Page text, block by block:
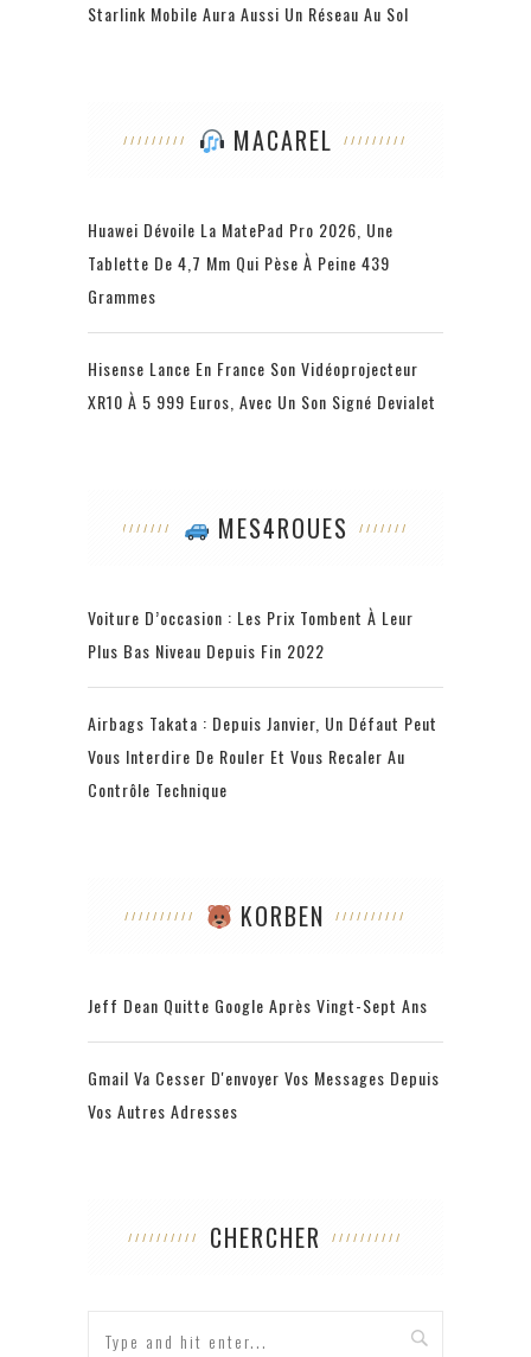
Starlink Mobile Aura Aussi Un Réseau Au Sol
MACAREL
Huawei Dévoile La MatePad Pro 2026, Une
Tablette De 4,7 Mm Qui Pèse À Peine 439
Grammes
Hisense Lance En France Son Vidéoprojecteur
XR10 À 5 999 Euros, Avec Un Son Signé Devialet
MES4ROUES
Voiture D’occasion : Les Prix Tombent À Leur
Plus Bas Niveau Depuis Fin 2022
Airbags Takata : Depuis Janvier, Un Défaut Peut
Vous Interdire De Rouler Et Vous Recaler Au
Contrôle Technique
KORBEN
Jeff Dean Quitte Google Après Vingt-Sept Ans
Gmail Va Cesser D'envoyer Vos Messages Depuis
Vos Autres Adresses
CHERCHER